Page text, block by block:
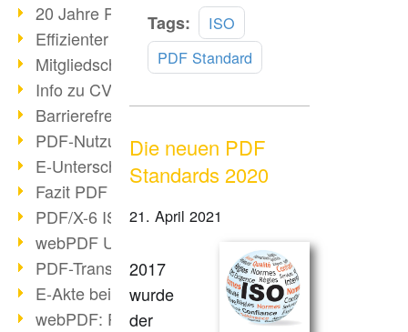
20 Jahre PDF/X (Teil 1)
Effizienter Dokumenten Workflow
Mitgliedschaft PDF Association
Info zu CVE-2022-22965
Barrierefreiheit mehr als Inklusion
PDF-Nutzung durch Pandemie
E-Unterschriften für Verwaltung
Fazit PDF Days 2021
PDF/X-6 ISO-Norm
webPDF Update 8.0.0.2393
PDF-Transparenz beim PDF-Format
E-Akte bei Behörden
webPDF: PDF-Anhänge verwalten
Tags:
ISO
PDF Standard
Die neuen PDF
Standards 2020
21. April 2021
2017
wurde
der